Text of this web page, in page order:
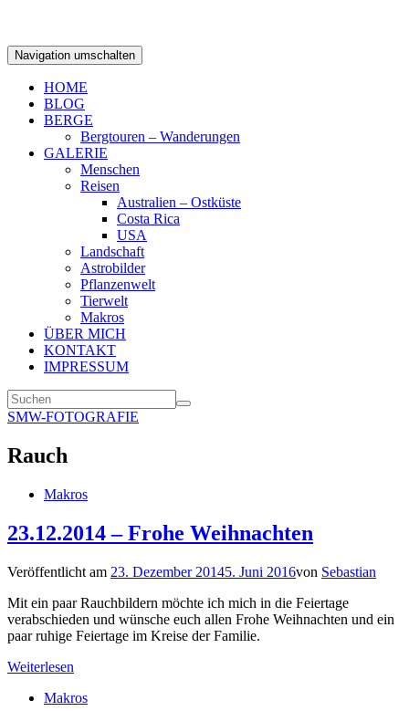
Navigation umschalten
HOME
BLOG
BERGE
Bergtouren – Wanderungen
GALERIE
Menschen
Reisen
Australien – Ostküste
Costa Rica
USA
Landschaft
Astrobilder
Pflanzenwelt
Tierwelt
Makros
ÜBER MICH
KONTAKT
IMPRESSUM
SMW-FOTOGRAFIE
Rauch
Makros
23.12.2014 – Frohe Weihnachten
Veröffentlicht am 23. Dezember 20145. Juni 2016von Sebastian
Mit ein paar Rauchbildern möchte ich mich in die Feiertage
verabschieden und wünsche euch allen Frohe Weihnachten und ein
paar ruhige Feiertage im Kreise der Familie.
Weiterlesen
Makros